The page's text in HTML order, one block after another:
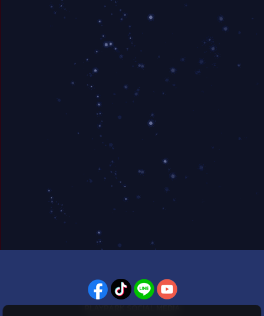
PLAYPARK SOCIAL MEDIA